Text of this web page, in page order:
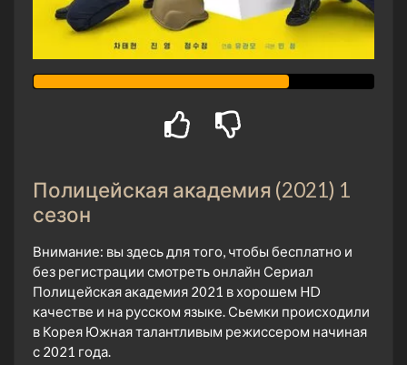
Полицейская академия (2021) 1
сезон
Внимание: вы здесь для того, чтобы бесплатно и
без регистрации смотреть онлайн Сериал
Полицейская академия 2021 в хорошем HD
качестве и на русском языке. Сьемки происходили
в Корея Южная талантливым режиссером начиная
с 2021 года.